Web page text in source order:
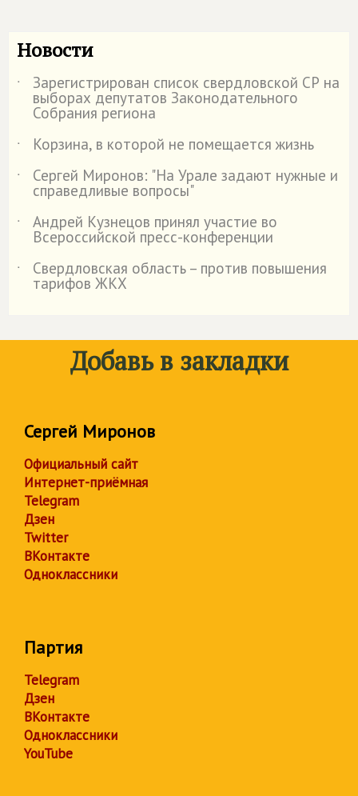
Новости
˙ Зарегистрирован список свердловской СР на
выборах депутатов Законодательного
Собрания региона
˙
Корзина, в которой не помещается жизнь
˙
Сергей Миронов: "На Урале задают нужные и
справедливые вопросы"
˙
Андрей Кузнецов принял участие во
Всероссийской пресс-конференции
˙
Свердловская область – против повышения
тарифов ЖКХ
Добавь в закладки
Сергей Миронов
Официальный сайт
Интернет-приёмная
Telegram
Дзен
Twitter
ВКонтакте
Одноклассники
Партия
Telegram
Дзен
ВКонтакте
Одноклассники
YouTube